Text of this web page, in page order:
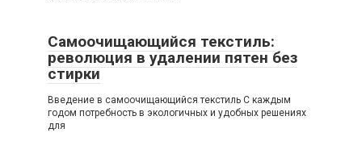
Самоочищающийся текстиль:
революция в удалении пятен без
стирки
Введение в самоочищающийся текстиль С каждым
годом потребность в экологичных и удобных решениях
для